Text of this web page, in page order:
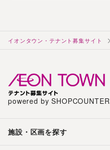
イオンタウン・テナント募集サイト
powered by SHOPCOUNTER
施設・区画を探す